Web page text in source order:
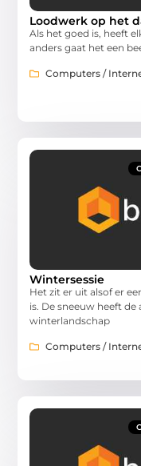
Loodwerk op het
Als het goed is, heeft
anders gaat het een
Computers /
Wintersessie
Het zit er uit alsof er
is. De sneeuw heeft
winterlandschap
Computers /